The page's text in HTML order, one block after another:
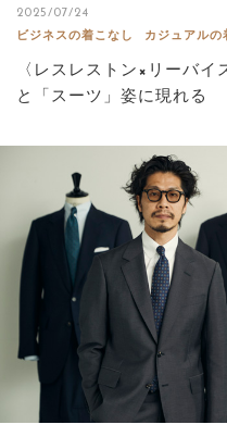
2025/07/24
ビジネスの着こなし
カジュアルの
〈レスレストン×リーバイ
と「スーツ」姿に現れる